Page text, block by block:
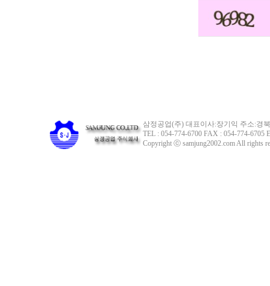
삼정공업(주) 대표이사:장기익 주소:경
TEL : 054-774-6700 FAX : 054-774-6705
Copyright ⓒ samjung2002.com All rights